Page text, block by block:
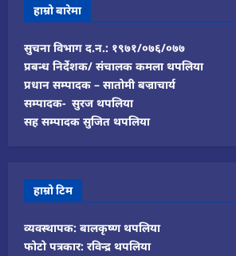
हाम्रो बारेमा
सुचना विभाग द.न.: १९७१/०७६/०७७
प्रबन्ध निर्देशक/ संचालक कमला थपलिया
प्रधान सम्पादक – सातोमी बज्राचार्य
सम्पादक- सुरज थपलिया
सह सम्पादक सुजित थपलिया
हाम्रो टिम
व्यवस्थापक: बालकृष्ण थपलिया
फोटो पत्रकार: रविन्द्र थपलिया